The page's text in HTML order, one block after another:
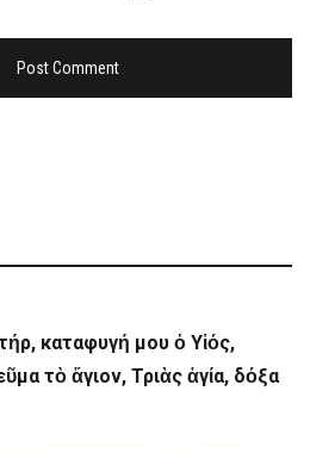
καταφυγή μου ὁ Υἱός,
τὸ ἅγιον, Τριὰς ἁγία, δόξα